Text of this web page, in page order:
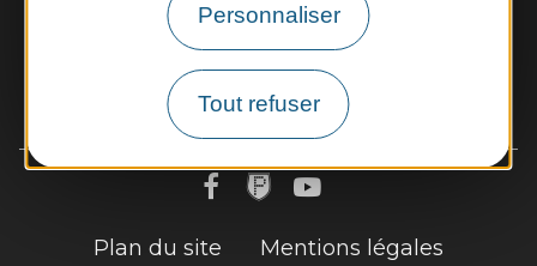
Personnaliser
Tout refuser
DécouvrirVie municipale
Vivre et travaillerCulture, sport et loisirs
Démarches, infos pratiques
Plan du site Mentions légales